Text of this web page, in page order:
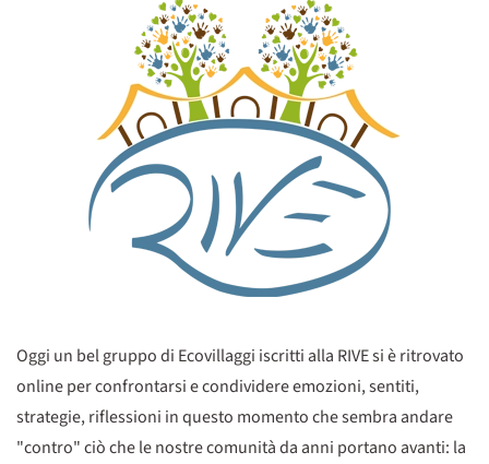
Oggi un bel gruppo di Ecovillaggi iscritti alla RIVE si è ritrovato
online per confrontarsi e condividere emozioni, sentiti,
strategie, riflessioni in questo momento che sembra andare
"contro" ciò che le nostre comunità da anni portano avanti: la